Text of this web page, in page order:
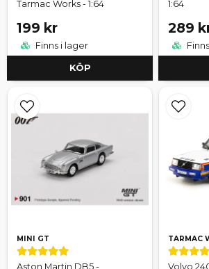
Tarmac Works - 1:64
199 kr
Finns i lager
KÖP
1:64
289
MINI GT
Aston Martin DB5 -
TARMAC
Volvo